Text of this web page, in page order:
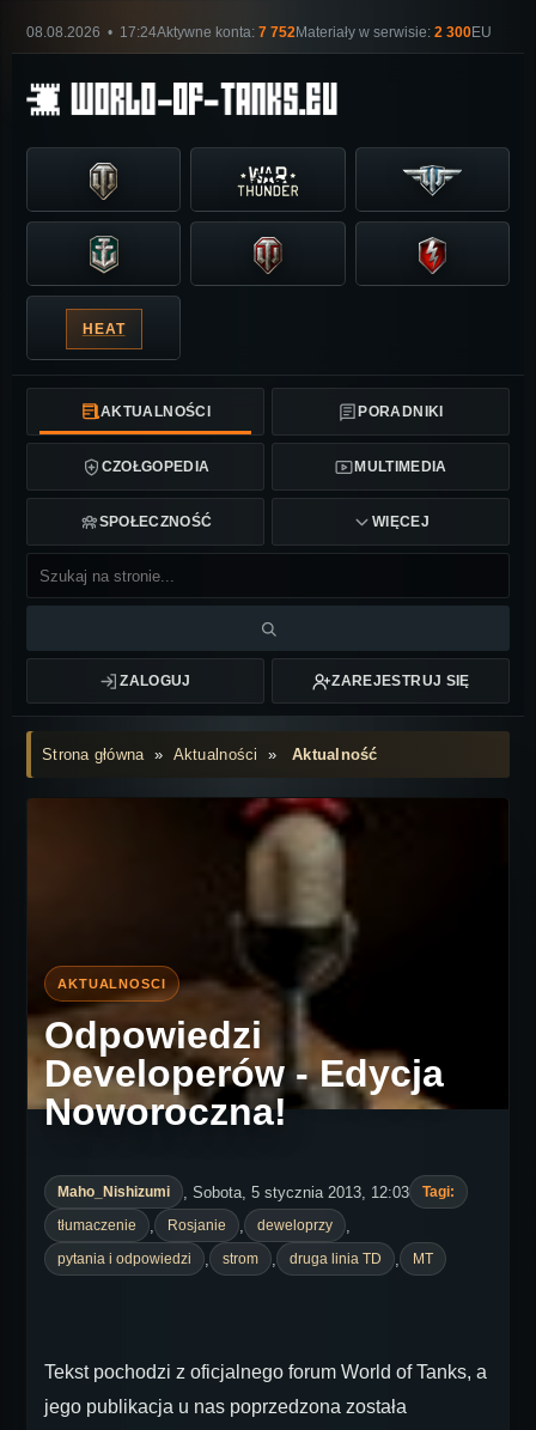
08.08.2026 • 17:24Aktywne konta: 7 752Materiały w serwisie: 2 300EU
HEAT
AKTUALNOŚCI PORADNIKI
CZOŁGOPEDIA MULTIMEDIA
SPOŁECZNOŚĆ WIĘCEJ
ZALOGUJ ZAREJESTRUJ SIĘ
Strona główna» Aktualności »Aktualność
Odpowiedzi
Developerów - Edycja
Noworoczna!
Maho_Nishizumi , Sobota, 5 stycznia 2013, 12:03
Tagi:
tłumaczenie
Rosjanie deweloprzy
pytania i odpowiedzi strom druga linia TD MT
Tekst pochodzi z oficjalnego forum World of Tanks, a
jego publikacja u nas poprzedzona została